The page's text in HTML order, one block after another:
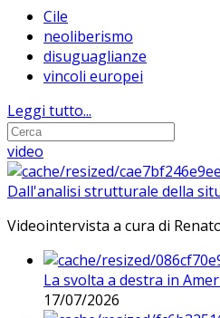
Cile
neoliberismo
disuguaglianze
vincoli europei
Leggi tutto...
video
Dall'analisi strutturale della
Videointervista a cura di
La svolta a destra in
17/07/2026